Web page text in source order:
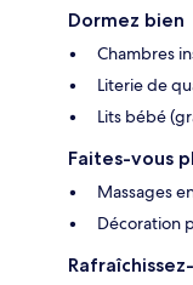
Dormez bien
Chambres
Literie de
Lits bébé
Faites-vous
Massages
Décoration